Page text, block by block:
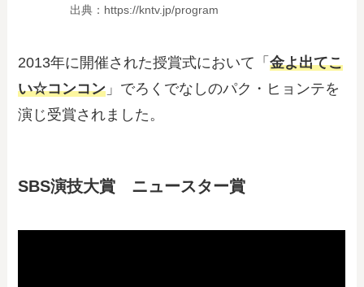
出典：https://kntv.jp/program
2013年に開催された授賞式において「金よ出てこ
い☆コンコン 」でろくでなしのパク・ヒョンテを
演じ受賞されました。
SBS演技大賞 ニュースター賞